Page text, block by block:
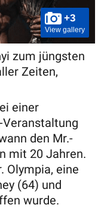
+3
View gallery
zum jüngsten
Zeiten,
einer
Veranstaltung
den Mr.-
mit 20 Jahren.
Olympia, eine
(64) und
wurde.